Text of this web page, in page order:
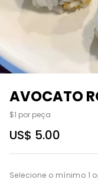
AVOCATO
$1 por peça
US$ 5.00
Selecione o mínimo 1